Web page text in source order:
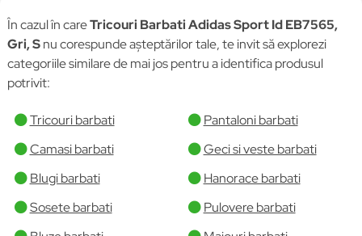
În cazul în careTricouri Barbati Adidas Sport Id EB7565,
Gri, Snu corespunde așteptărilor tale, te invit să explorezi
categoriile similare de mai jos pentru a identifica produsul
potrivit:
Tricouri barbati
Pantaloni barbati
Camasi barbati
Geci si veste barbati
Blugi barbati
Hanorace barbati
Sosete barbati
Pulovere barbati